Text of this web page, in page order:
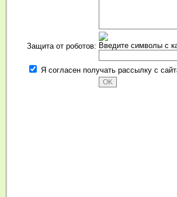
Защита от роботов: Введите символы с
Я согласен получать рассылку с